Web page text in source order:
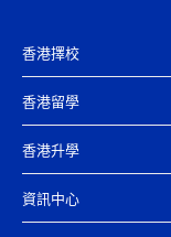
香港擇校
香港留學
香港升學
資訊中心